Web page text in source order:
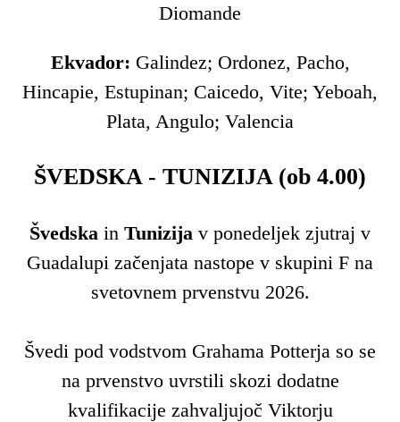
Diomande
Ekvador: Galindez; Ordonez, Pacho,
Hincapie, Estupinan; Caicedo, Vite; Yeboah,
Plata, Angulo; Valencia
ŠVEDSKA - TUNIZIJA (ob 4.00)
Švedska in Tunizija v ponedeljek zjutraj v
Guadalupi začenjata nastope v skupini F na
svetovnem prvenstvu 2026.
Švedi pod vodstvom Grahama Potterja so se
na prvenstvo uvrstili skozi dodatne
kvalifikacije zahvaljujoč Viktorju